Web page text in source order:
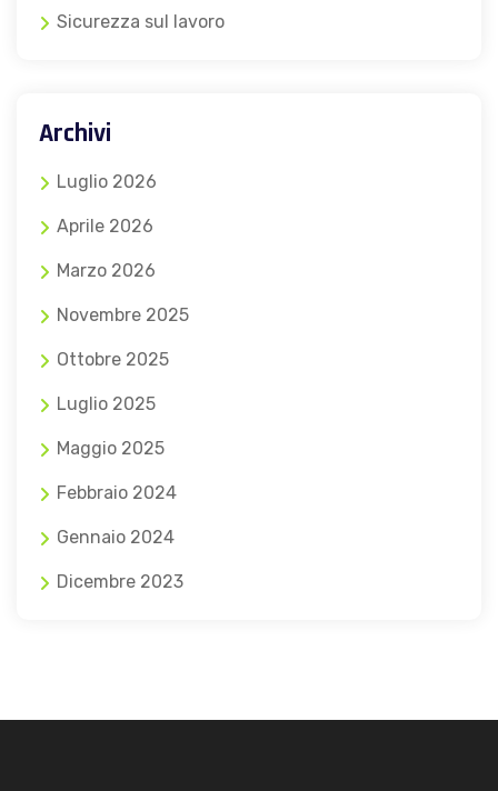
Sicurezza sul lavoro
Archivi
Luglio 2026
Aprile 2026
Marzo 2026
Novembre 2025
Ottobre 2025
Luglio 2025
Maggio 2025
Febbraio 2024
Gennaio 2024
Dicembre 2023